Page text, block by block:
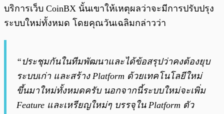
บริการเว็บ CoinBX นั้นเขาให้เหตุผลว่าจะมีการปรับปรุง
ระบบใหม่ทั้งหมด โดยคุณวันเฉลิมกล่าวว่า
“ประชุมกันในทีมพัฒนาและได้ข้อสรุปว่าคงต้องยุบ
ระบบเก่า และสร้าง Platform ด้วยเทคโนโลยีใหม่
ขึ้นมาใหม่ทั้งหมดครับ นอกจากนี้ระบบใหม่จะเพิ่ม
Feature และเหรียญใหม่ๆ บรรจุใน Platform ตัว